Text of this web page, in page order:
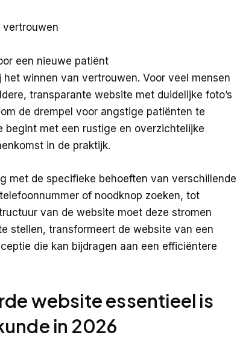
vertrouwen
een nieuwe patiënt
winnen van vertrouwen. Voor veel mensen
transparante website met duidelijke foto’s
de drempel voor angstige patiënten te
begint met een rustige en overzichtelijke
in de praktijk.
met de specifieke behoeften van verschillende
of noodknop zoeken, tot
van de website moet deze stromen
stellen, transformeert de website van een
die kan bijdragen aan een efficiëntere
website essentieel is
in 2026